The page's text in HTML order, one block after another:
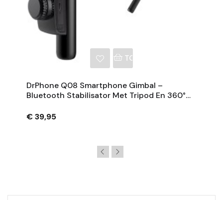
TOEVOEGEN AAN
DrPhone Q08 Smartphone Gimbal –
Bluetooth Stabilisator Met Tripod En 360°
€ 39,95